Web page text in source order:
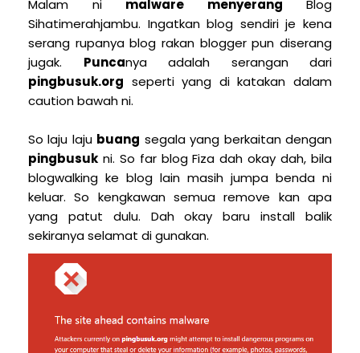
Malam ni malware menyerang Blog
Sihatimerahjambu. Ingatkan blog sendiri je kena
serang rupanya blog rakan blogger pun diserang
jugak. Puncanya adalah serangan dari
pingbusuk.org seperti yang di katakan dalam
caution bawah ni.
So laju laju buang segala yang berkaitan dengan
pingbusuk ni. So far blog Fiza dah okay dah, bila
blogwalking ke blog lain masih jumpa benda ni
keluar. So kengkawan semua remove kan apa
yang patut dulu. Dah okay baru install balik
sekiranya selamat di gunakan.